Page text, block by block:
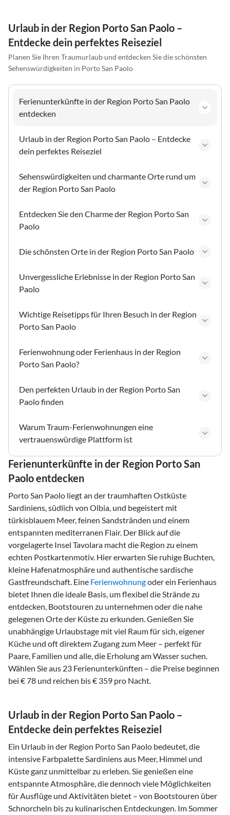
Urlaub in der Region Porto San Paolo –
Entdecke dein perfektes Reiseziel
Planen Sie Ihren Traumurlaub und entdecken Sie die schönsten
Sehenswürdigkeiten in Porto San Paolo
Ferienunterkünfte in der Region Porto San Paolo
entdecken
Urlaub in der Region Porto San Paolo – Entdecke
dein perfektes Reiseziel
Sehenswürdigkeiten und charmante Orte rund um
der Region Porto San Paolo
Entdecken Sie den Charme der Region Porto San
Paolo
Die schönsten Orte in der Region Porto San Paolo
Unvergessliche Erlebnisse in der Region Porto San
Paolo
Wichtige Reisetipps für Ihren Besuch in der Region
Porto San Paolo
Ferienwohnung oder Ferienhaus in der Region
Porto San Paolo?
Den perfekten Urlaub in der Region Porto San
Paolo finden
Warum Traum-Ferienwohnungen eine
vertrauenswürdige Plattform ist
Ferienunterkünfte in der Region Porto San
Paolo entdecken
Porto San Paolo liegt an der traumhaften Ostküste
Sardiniens, südlich von Olbia, und begeistert mit
türkisblauem Meer, feinen Sandstränden und einem
entspannten mediterranen Flair. Der Blick auf die
vorgelagerte Insel Tavolara macht die Region zu einem
echten Postkartenmotiv. Hier erwarten Sie ruhige Buchten,
kleine Hafenatmosphäre und authentische sardische
Gastfreundschaft. Eine Ferienwohnungoder ein Ferienhaus
bietet Ihnen die ideale Basis, um flexibel die Strände zu
entdecken, Bootstouren zu unternehmen oder die nahe
gelegenen Orte der Küste zu erkunden. Genießen Sie
unabhängige Urlaubstage mit viel Raum für sich, eigener
Küche und oft direktem Zugang zum Meer – perfekt für
Paare, Familien und alle, die Erholung am Wasser suchen.
Wählen Sie aus 23 Ferienunterkünften – die Preise beginnen
bei € 78 und reichen bis € 359 pro Nacht.
Urlaub in der Region Porto San Paolo –
Entdecke dein perfektes Reiseziel
Ein Urlaub in der Region Porto San Paolo bedeutet, die
intensive Farbpalette Sardiniens aus Meer, Himmel und
Küste ganz unmittelbar zu erleben. Sie genießen eine
entspannte Atmosphäre, die dennoch viele Möglichkeiten
für Ausflüge und Aktivitäten bietet – von Bootstouren über
Schnorcheln bis zu kulinarischen Entdeckungen. Im Sommer